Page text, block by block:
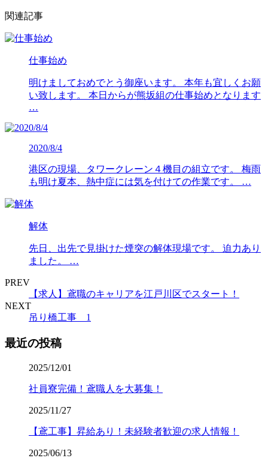
関連記事
仕事始め
明けましておめでとう御座います。 本年も宜しくお願
い致します。 本日からが熊坂組の仕事始めとなります
…
2020/8/4
港区の現場、タワークレーン４機目の組立です。 梅雨
も明け夏本、熱中症には気を付けての作業です。 …
解体
先日、出先で見掛けた煙突の解体現場です。 迫力あり
ました。 …
PREV
【求人】鳶職のキャリアを江戸川区でスタート！
NEXT
吊り橋工事 1
最近の投稿
2025/12/01
社員寮完備！鳶職人を大募集！
2025/11/27
【鳶工事】昇給あり！未経験者歓迎の求人情報！
2025/06/13